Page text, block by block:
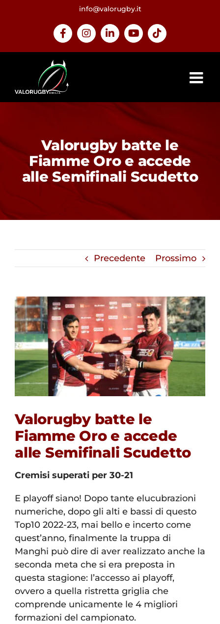
info@valorugby.it
FacebookInstagramLinkedInYouTubeTiktok
Valorugby batte le
Fiamme Oro e accede
alle Semifinali Scudetto
Precedente Prossimo
Valorugby batte le
Fiamme Oro e accede
alle Semifinali Scudetto
Cremisi superati per 30-21
E playoff siano! Dopo tante elucubrazioni
numeriche, dopo gli alti e bassi di questo
Top10 2022-23, mai bello e incerto come
quest’anno, finalmente la truppa di
Manghi può dire di aver realizzato anche la
seconda meta che si era preposta in
questa stagione: l’accesso ai playoff,
ovvero a quella ristretta griglia che
comprende unicamente le 4 migliori
formazioni del campionato.